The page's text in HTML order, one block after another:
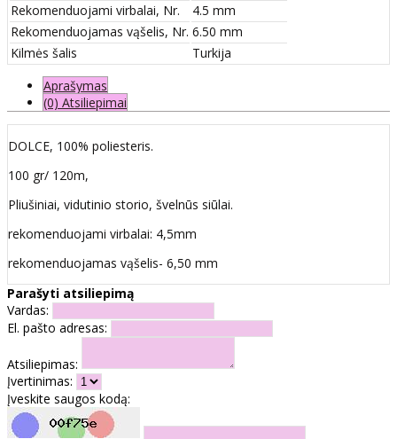
Rekomenduojami virbalai, Nr.
4.5 mm
Rekomenduojamas vąšelis, Nr. 6.50 mm
Kilmės šalis
Turkija
Aprašymas
(0) Atsiliepimai
DOLCE, 100% poliesteris.
100 gr/ 120m,
Pliušiniai, vidutinio storio, švelnūs siūlai.
rekomenduojami virbalai: 4,5mm
rekomenduojamas vąšelis- 6,50 mm
Parašyti atsiliepimą
Vardas:
El. pašto adresas:
Atsiliepimas:
Įvertinimas:
Įveskite saugos kodą: